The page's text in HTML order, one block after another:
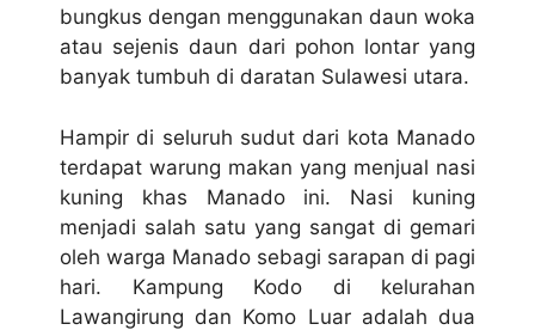
bungkus dengan menggunakan daun woka
atau sejenis daun dari pohon lontar yang
banyak tumbuh di daratan Sulawesi utara.
Hampir di seluruh sudut dari kota Manado
terdapat warung makan yang menjual nasi
kuning khas Manado ini. Nasi kuning
menjadi salah satu yang sangat di gemari
oleh warga Manado sebagi sarapan di pagi
hari. Kampung Kodo di kelurahan
Lawangirung dan Komo Luar adalah dua